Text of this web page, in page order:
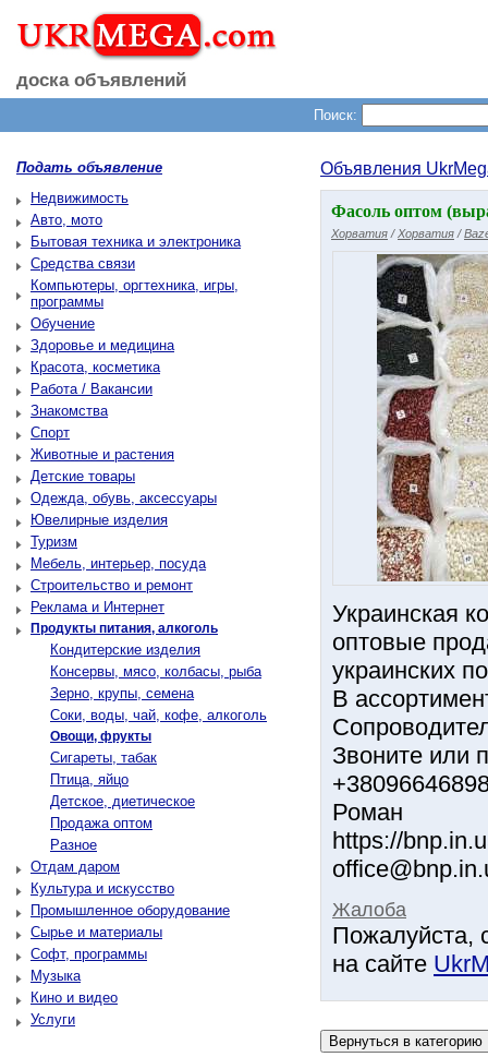
доска объявлений
Поиск:
Подать объявление
Недвижимость
Авто, мото
Бытовая техника и электроника
Средства связи
Компьютеры, оргтехника, игры,
программы
Обучение
Здоровье и медицина
Красота, косметика
Работа / Вакансии
Знакомства
Спорт
Животные и растения
Детские товары
Одежда, обувь, аксессуары
Ювелирные изделия
Туризм
Мебель, интерьер, посуда
Строительство и ремонт
Реклама и Интернет
Продукты питания, алкоголь
Кондитерские изделия
Консервы, мясо, колбасы, рыба
Зерно, крупы, семена
Соки, воды, чай, кофе, алкоголь
Овощи, фрукты
Сигареты, табак
Птица, яйцо
Детское, диетическое
Продажа оптом
Разное
Отдам даром
Культура и искусство
Промышленное оборудование
Сырье и материалы
Софт, программы
Музыка
Кино и видео
Услуги
Объявления
Фасоль оптом
Хорватия / Хорватия /
Украинская
оптовые
украинских
В
Звоните или
Роман
https://
Жалоба
Пожалуйста,
на сайте